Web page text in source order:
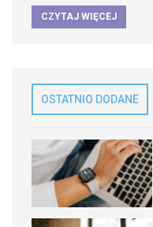
CZYTAJ WIĘCEJ
OSTATNIO DODANE